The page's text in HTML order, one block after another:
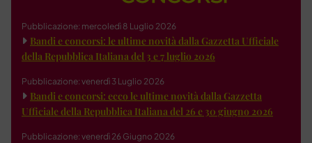
Pubblicazione: mercoledì 8 Luglio 2026
Bandi e concorsi: le ultime novità dalla Gazzetta Ufficiale
della Repubblica Italiana del 3 e 7 luglio 2026
Pubblicazione: venerdì 3 Luglio 2026
Bandi e concorsi: ecco le ultime novità dalla Gazzetta
Ufficiale della Repubblica Italiana del 26 e 30 giugno 2026
Pubblicazione: venerdì 26 Giugno 2026